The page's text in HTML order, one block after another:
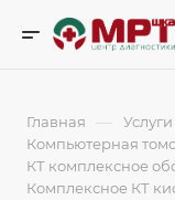
Главная —
Компьютерная
КТ комплексное
Комплексное КТ